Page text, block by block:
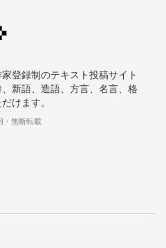
登録制のテキスト投稿サイト
、新語、造語、方言、名言、格
けます。
・無断転載